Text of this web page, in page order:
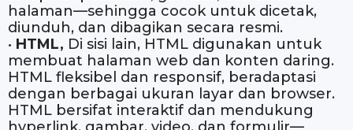
halaman—sehingga cocok untuk dicetak,
diunduh, dan dibagikan secara resmi.
• HTML, Di sisi lain, HTML digunakan untuk
membuat halaman web dan konten daring.
HTML fleksibel dan responsif, beradaptasi
dengan berbagai ukuran layar dan browser.
HTML bersifat interaktif dan mendukung